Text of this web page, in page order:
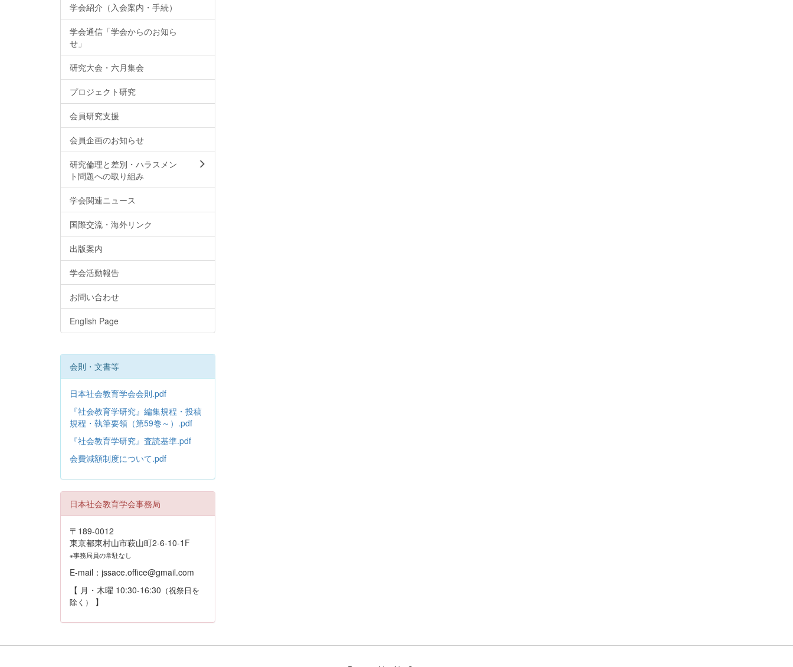
学会紹介（入会案内・手続）
学会通信「学会からのお知ら
せ」
研究大会・六月集会
プロジェクト研究
会員研究支援
会員企画のお知らせ
研究倫理と差別・ハラスメン
ト問題への取り組み
学会関連ニュース
国際交流・海外リンク
出版案内
学会活動報告
お問い合わせ
English Page
会則・文書等
日本社会教育学会会則.pdf
『社会教育学研究』編集規程・投稿
規程・執筆要領（第59巻～）.pdf
『社会教育学研究』査読基準.pdf
会費減額制度について.pdf
日本社会教育学会事務局
〒189-0012
東京都東村山市萩山町2-6-10-1F
※事務局員の常駐なし
E-mail：jssace.office@gmail.com
【 月・木曜 10:30-16:30 （祝祭日を
除く）
】